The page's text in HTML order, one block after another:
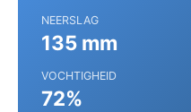
NEERSLAG
135 mm
VOCHTIGHEID
72%